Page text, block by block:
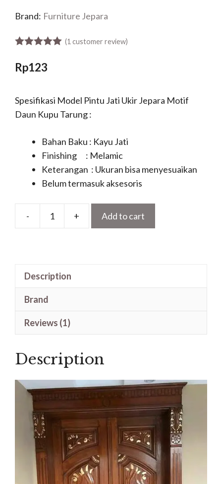
Brand: Furniture Jepara
(1 customer review)
Rp123
Spesifikasi Model Pintu Jati Ukir Jepara Motif
Daun Kupu Tarung :
Bahan Baku : Kayu Jati
Finishing : Melamic
Keterangan : Ukuran bisa menyesuaikan
Belum termasuk aksesoris
-
Model
Tarung
+ Add to cart
Description
Brand
Reviews (1)
Description